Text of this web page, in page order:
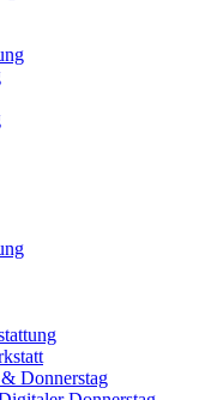
Donnerstag